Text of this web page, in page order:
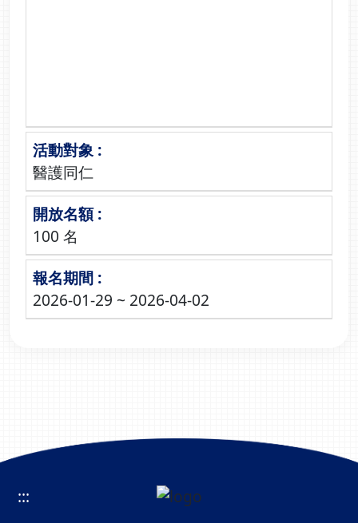
醫護同仁
100 名
2026-01-29 ~ 2026-04-02
:::